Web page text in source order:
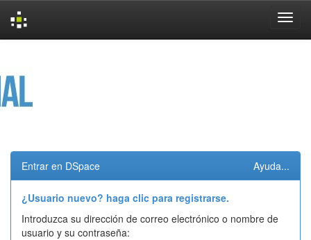
Entrar en DSpace Ayuda...
¿Usuario nuevo? haga clic para registrarse.
Introduzca su dirección de correo electrónico o nombre de
usuario y su contraseña: